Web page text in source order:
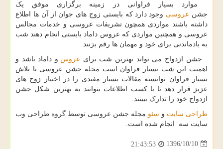
موارد بسیار فراوانی در زمینه برگزاری موفق یک
جشن عروسی وجود دارد که بایستی زوج های جوان از آن ها اطلاع
داشته باشند مواردی همچون تشریفات عروسی و خدمات مجالس
عروسی و همچنین مواردی که عروس داماد بایستی انجام دهند شب
به یادماندنی برای خود و مهمان ها رقم بزنند.
جشن ازدواج می تواند بهترین شب برای عروس و داماد باشد و
اهمیت این شب بسیار فراوان است مجله جشن عروسی با تلاش
بسیار فراوان توانسته مقالات بسیار مفیدی را در اختیار زوج های
عزیز قرار دهد تا با کسب اطلاعات بتوانند به بهترین شکل جشن
ازدواج خود را تدارک ببینند.
طراحی سایت و سئو مجله جشن عروسی توسط گروه طراحی وب
سایت سه انجام شده است.
1396/10/10
21:43:53